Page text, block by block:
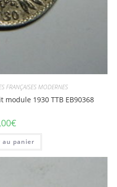
FRANÇAISES MODERNES
1930 TTB EB90368
€
au panier